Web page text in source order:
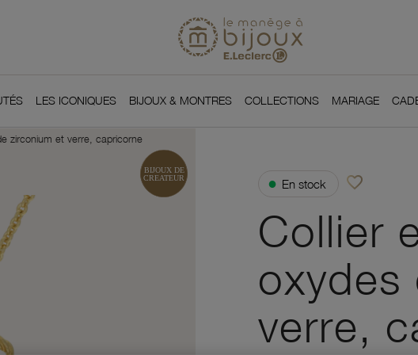
LES ICONIQUES BIJOUX & MONTRES COLLECTIONS MARIAGE
zirconium et verre, capricorne
● En stock favorite_borderAjouter à vos
Collier
oxydes
verre,